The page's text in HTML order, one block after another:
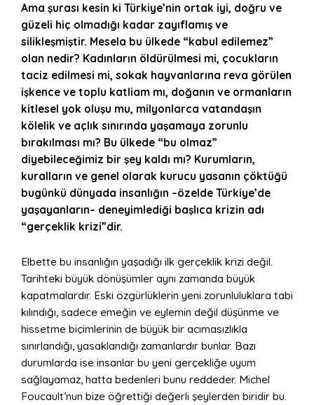
Ama şurası kesin ki Türkiye’nin ortak iyi, doğru ve
güzeli hiç olmadığı kadar zayıflamış ve
silikleşmiştir. Mesela bu ülkede “kabul edilemez”
olan nedir? Kadınların öldürülmesi mi, çocukların
taciz edilmesi mi, sokak hayvanlarına reva görülen
işkence ve toplu katliam mı, doğanın ve ormanların
kitlesel yok oluşu mu, milyonlarca vatandaşın
kölelik ve açlık sınırında yaşamaya zorunlu
bırakılması mı? Bu ülkede “bu olmaz”
diyebileceğimiz bir şey kaldı mı? Kurumların,
kuralların ve genel olarak kurucu yasanın çöktüğü
bugünkü dünyada insanlığın –özelde Türkiye’de
yaşayanların– deneyimlediği başlıca krizin adı
“gerçeklik krizi”dir.
Elbette bu insanlığın yaşadığı ilk gerçeklik krizi değil.
Tarihteki büyük dönüşümler aynı zamanda büyük
kapatmalardır. Eski özgürlüklerin yeni zorunluluklara tabi
kılındığı, sadece emeğin ve eylemin değil düşünme ve
hissetme biçimlerinin de büyük bir acımasızlıkla
sınırlandığı, yasaklandığı zamanlardır bunlar. Bazı
durumlarda ise insanlar bu yeni gerçekliğe uyum
sağlayamaz, hatta bedenleri bunu reddeder. Michel
Foucault’nun bize öğrettiği değerli şeylerden biridir bu.